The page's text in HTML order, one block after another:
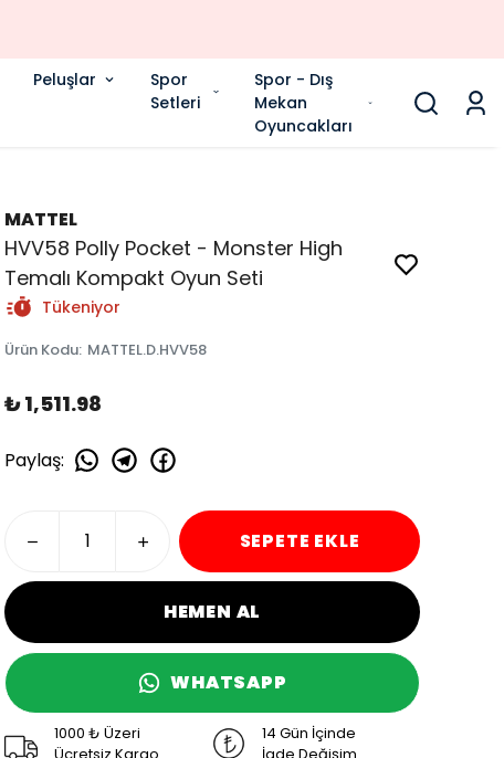
Peluşlar
Spor
Setleri
Spor - Dış
Mekan
Oyuncakları
MATTEL
HVV58 Polly Pocket - Monster High
Temalı Kompakt Oyun Seti
Tükeniyor
Ürün Kodu: MATTEL.D.HVV58
₺ 1,511.98
Paylaş:
SEPETE EKLE
HEMEN AL
WHATSAPP
1000 ₺ Üzeri
14 Gün İçinde